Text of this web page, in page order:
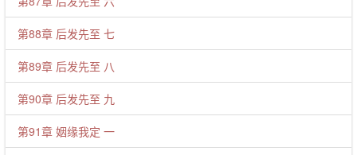
第88章 后发先至 七
第89章 后发先至 八
第90章 后发先至 九
第91章 姻缘我定 一